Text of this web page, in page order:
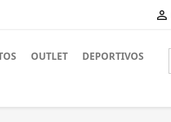

OUTLET DEPORTIVOS